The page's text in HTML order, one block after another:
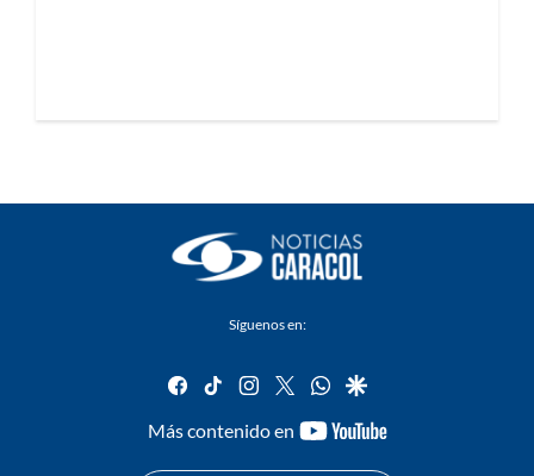
Síguenos en:
facebook
tiktok instagram
twitterwhatsapp
google
Más contenido en
youtube-